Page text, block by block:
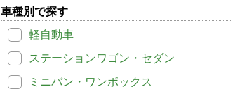
車種別で探す
軽自動車
ステーションワゴン・セダン
ミニバン・ワンボックス